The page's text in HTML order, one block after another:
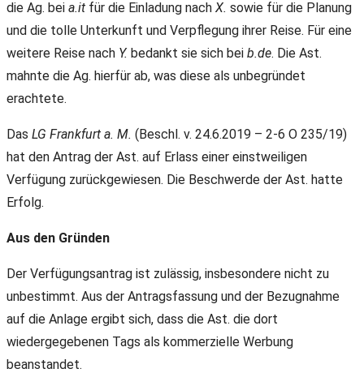
die Ag. bei a.it für die Einladung nach X. sowie für die Planung
und die tolle Unterkunft und Verpflegung ihrer Reise. Für eine
weitere Reise nach Y. bedankt sie sich bei b.de. Die Ast.
mahnte die Ag. hierfür ab, was diese als unbegründet
erachtete.
Das LG Frankfurt a. M. (Beschl. v. 24.6.2019 – 2-6 O 235/19)
hat den Antrag der Ast. auf Erlass einer einstweiligen
Verfügung zurückgewiesen. Die Beschwerde der Ast. hatte
Erfolg.
Aus den Gründen
Der Verfügungsantrag ist zulässig, insbesondere nicht zu
unbestimmt. Aus der Antragsfassung und der Bezugnahme
auf die Anlage ergibt sich, dass die Ast. die dort
wiedergegebenen Tags als kommerzielle Werbung
beanstandet.